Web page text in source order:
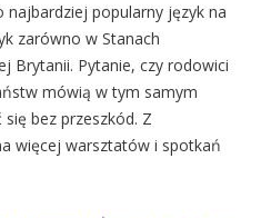
najbardziej popularny język na
zarówno w Stanach
Brytanii. Pytanie, czy rodowici
mówią w tym samym
bez przeszkód. Z
więcej warsztatów i spotkań